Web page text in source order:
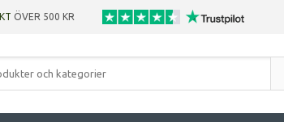
ÖVER 500 KR